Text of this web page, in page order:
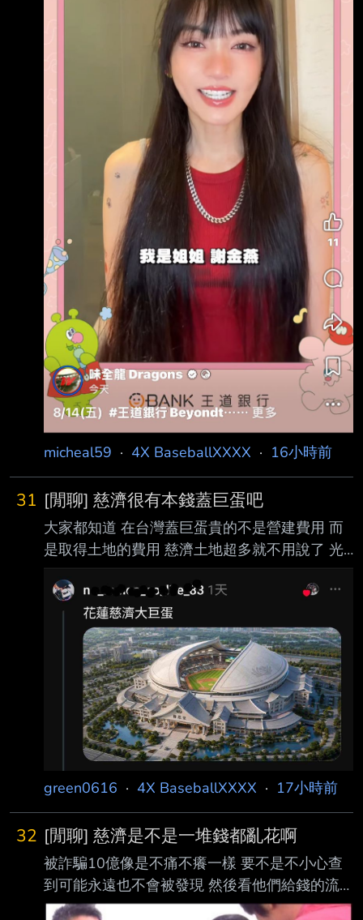
micheal59 · 4X BaseballXXXX · 16小時前
31 [閒聊] 慈濟很有本錢蓋巨蛋吧
大家都知道 在台灣蓋巨蛋貴的不是營建費用 而
是取得土地的費用 慈濟土地超多就不用說了 光
是花蓮的土地就可以蓋N座巨蛋了 另外 慈濟在
內湖區大湖公園對面 有一大片土地 當時想要蓋
精舍結果被抗議 所以後來不了了之 現在拿那那
塊地出來蓋巨蛋 應該反彈力道比蓋精舍小吧 慈
濟洗白是不是就靠這次了 --
green0616 · 4X BaseballXXXX · 17小時前
32 [閒聊] 慈濟是不是一堆錢都亂花啊
被詐騙10億像是不痛不癢一樣 要不是不小心查
到可能永遠也不會被發現 然後看他們給錢的流
程也超隨便 資產好幾千億這樣管錢也是神奇 這